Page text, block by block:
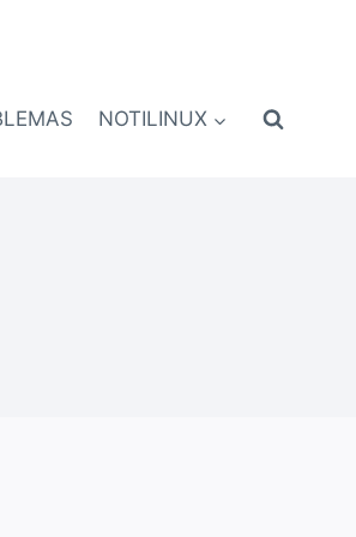
NOTILINUX